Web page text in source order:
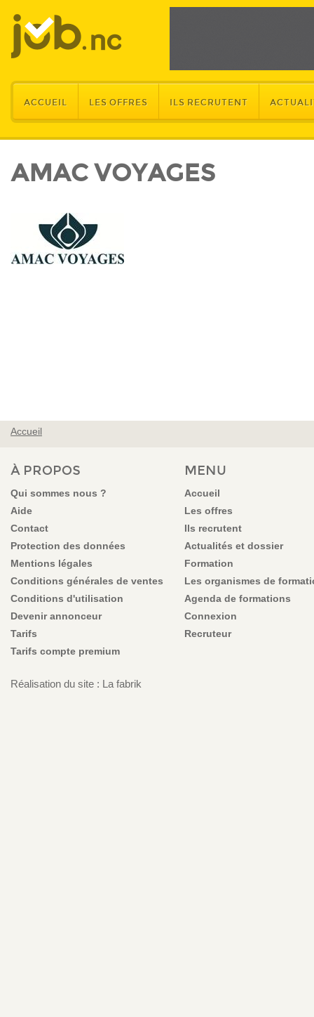
ACCUEIL LES OFFRES ILS RECRUTENT
AMAC VOYAGES
VOUS ÊTES ICI
Accueil
À PROPOS
Qui sommes nous ?
Aide
Contact
Protection des données
Mentions légales
Conditions générales de ventes
Conditions d'utilisation
Devenir annonceur
Tarifs
Tarifs compte premium
MENU
Accueil
Les offres
Ils recrutent
Actualités et dossier
Formation
Les organismes de
Agenda de formations
Connexion
Recruteur
Réalisation du site : La fabrik